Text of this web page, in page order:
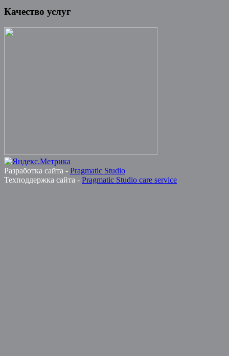
Качество услуг
Разработка сайта - Pragmatic Studio
Техподдержка сайта - Pragmatic Studio care service